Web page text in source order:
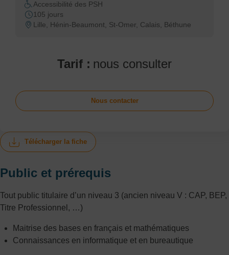
Télécharger la fiche
Public et prérequis
Tout public titulaire d’un niveau 3 (ancien niveau V : CAP, BEP,
Titre Professionnel, …)
Maitrise des bases en français et mathématiques
Connaissances en informatique et en bureautique
Accessibilité des PSH
105 jours
Lille, Hénin-Beaumont, St-Omer, Calais, Béthune
Tarif : nous consulter
Nous contacter